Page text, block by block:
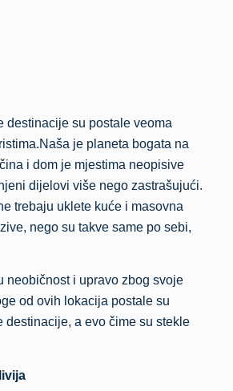
destinacije su postale veoma
je planeta bogata na
i dom je mjestima neopisive
dijelovi više nego zastrašujući.
trebaju uklete kuće i masovna
nego su takve same po sebi,
neobičnost i upravo zbog svoje
od ovih lokacija postale su
destinacije, a evo čime su stekle